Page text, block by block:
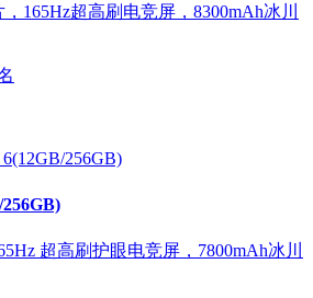
165Hz超高刷电竞屏，8300mAh冰川
超高刷护眼电竞屏，7800mAh冰川